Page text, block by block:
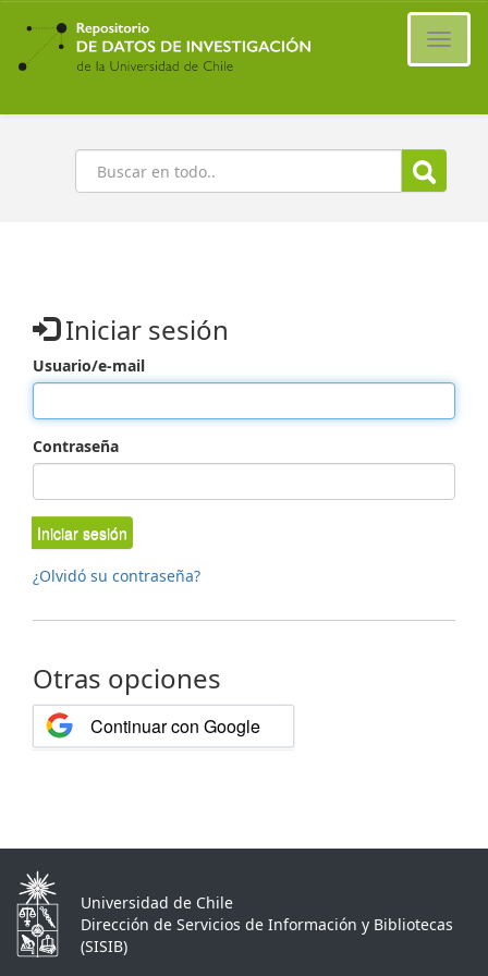
Ir
contenido
principal
Buscar
Iniciar sesión
Usuario/e-mail
Contraseña
Iniciar sesión
¿Olvidó su contraseña?
Otras opciones
Continuar con Google
Universidad de Chile
Dirección de Servicios de Información y Bibliotecas
(SISIB)